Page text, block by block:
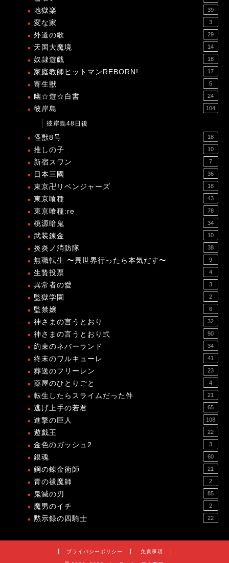
地獄楽 39
変な家 3
外道の歌 29
天国大魔境 14
奴隷遊戯 18
家庭教師ヒットマンREBORN! 17
寄生獣 5
幽☆遊☆白書 24
彼岸島 104
彼岸島48日後
怪獣8号 18
推しの子 10
新宿スワン 7
日本三國 36
東京卍リベンジャーズ 18
東京喰種 43
東京喰種:re 78
桃源暗鬼 34
武装錬金 10
炎炎ノ消防隊 38
無職転生 〜異世界行ったら本気だす〜 9
生贄投票 4
異常者の愛 3
監獄学園 2
監禁嬢 6
神さまの言うとおり 32
神さまの言うとおり弍 90
約束のネバーランド 34
終末のワルキューレ 41
葬送のフリーレン 23
薬屋のひとりごと 4
転生したらスライムだった件 21
逃げ上手の若君 65
進撃の巨人 108
遊戯王 22
金色のガッシュ2 3
銀魂 60
鋼の錬金術師 21
青の祓魔師 2
鬼滅の刃 85
魔男のイチ 2
黙示録の四騎士 22
プライバシーポリシー 免責事項